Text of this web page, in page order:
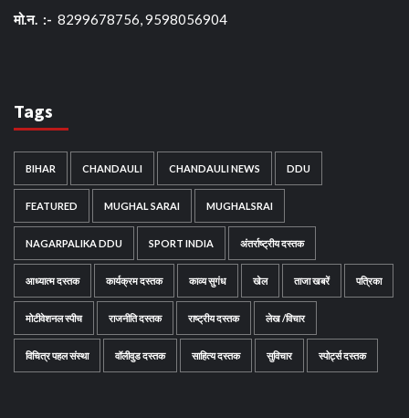
मो.न. :- 8299678756, 9598056904
Tags
BIHAR CHANDAULI CHANDAULI NEWS DDU
FEATURED MUGHAL SARAI MUGHALSRAI
NAGARPALIKA DDU SPORT INDIA अंतर्राष्ट्रीय दस्तक
आध्यात्म दस्तक कार्यक्रम दस्तक काव्य सुगंध खेल ताजा खबरें पत्रिका
मोटीवेशनल स्पीच राजनीति दस्तक राष्ट्रीय दस्तक लेख /विचार
विचित्र पहल संस्था वॉलीवुड दस्तक साहित्य दस्तक सुविचार स्पोर्ट्स दस्तक